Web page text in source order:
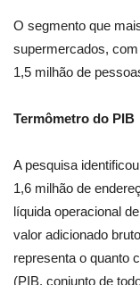
O segmento que
supermercados,
1,5 milhão de
Termômetro do PIB
A pesquisa
1,6 milhão de
líquida operacional
valor adicionado
representa o quanto
(PIB, conjunto de